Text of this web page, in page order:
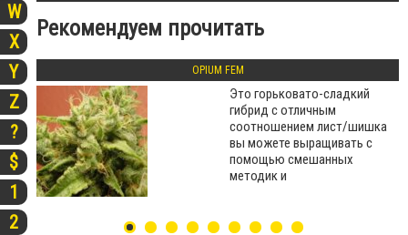
W
X
Y
Z
?
$
1
2
Рекомендуем прочитать
OPIUM FEM
Это горьковато-сладкий
гибрид с отличным
соотношением лист/шишка
вы можете выращивать с
помощью смешанных
методик и